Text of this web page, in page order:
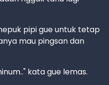
pipi gue untuk tetap
mau pingsan dan
kata gue lemas.